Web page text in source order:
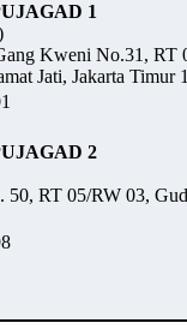
1
Kweni No.31, RT
Jati, Jakarta Timur
2
50, RT 05/RW 03,